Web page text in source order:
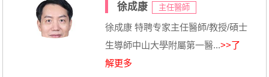
徐成康 主任醫師
徐成康 特聘专家主任醫師/教授/碩士
生導師中山大學附屬第一醫...>>了
解更多